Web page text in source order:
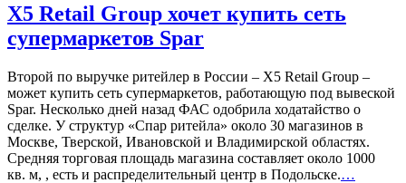
X5 Retail Group хочет купить сеть
супермаркетов Spar
Второй по выручке ритейлер в России – X5 Retail Group –
может купить сеть супермаркетов, работающую под вывеской
Spar. Несколько дней назад ФАС одобрила ходатайство о
сделке. У структур «Спар ритейла» около 30 магазинов в
Москве, Тверской, Ивановской и Владимирской областях.
Средняя торговая площадь магазина составляет около 1000
кв. м, , есть и распределительный центр в Подольске.…